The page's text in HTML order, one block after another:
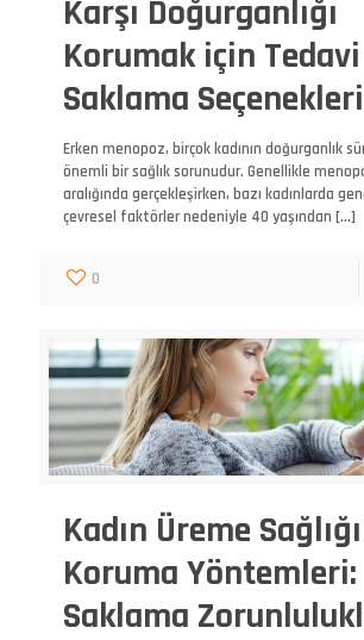
Karşı Doğurganlığı
Korumak için
Saklama Seçenekleri
Erken menopoz, birçok kadının doğurganlık
önemli bir sağlık sorunudur. Genellikle
aralığında gerçekleşirken, bazı kadınlarda
çevresel faktörler nedeniyle 40 yaşından […]
0
Kadın Üreme
Koruma Yöntemleri:
Saklama